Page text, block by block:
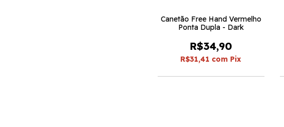
Canetão Free Hand Vermelho
Ponta Dupla - Dark
R$34,90
R$31,41 com Pix